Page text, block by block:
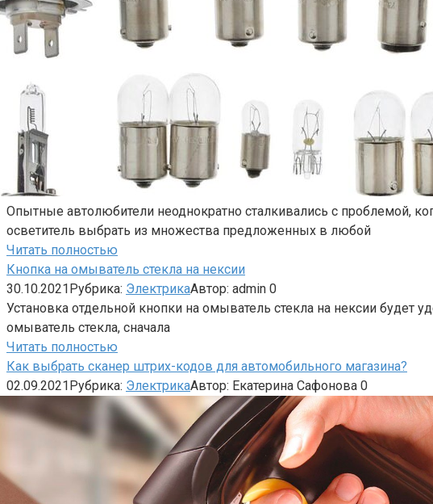
Опытные автолюбители неоднократно сталкивались с проблемой,
осветитель выбрать из множества предложенных в любой
Читать полностью
Кнопка на омыватель стекла на нексии
30.10.2021Рубрика: ЭлектрикаАвтор: admin 0
Установка отдельной кнопки на омыватель стекла на нексии будет
омыватель стекла, сначала
Читать полностью
Как выбрать сканер штрих-кодов для автомобильного магазина?
02.09.2021Рубрика: ЭлектрикаАвтор: Екатерина Сафонова 0